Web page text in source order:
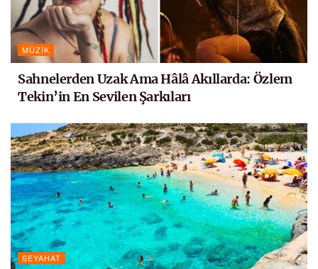
MÜZIK
Sahnelerden Uzak Ama Hâlâ Akıllarda: Özlem
Tekin’in En Sevilen Şarkıları
SEYAHAT